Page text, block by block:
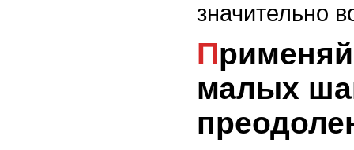
значительно
Применяйте метод
малых